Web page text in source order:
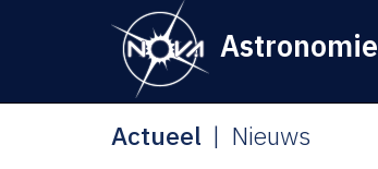
Astronomie
Actueel Nieuws